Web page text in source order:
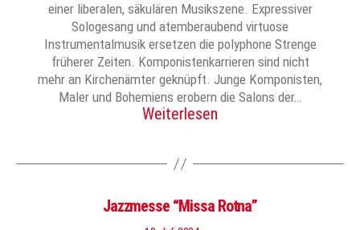
einer liberalen, säkulären Musikszene. Expressiver
Sologesang und atemberaubend virtuose
Instrumentalmusik ersetzen die polyphone Strenge
früherer Zeiten. Komponistenkarrieren sind nicht
mehr an Kirchenämter geknüpft. Junge Komponisten,
Maler und Bohemiens erobern die Salons der…
Weiterlesen
Jazzmesse “Missa Rotna”